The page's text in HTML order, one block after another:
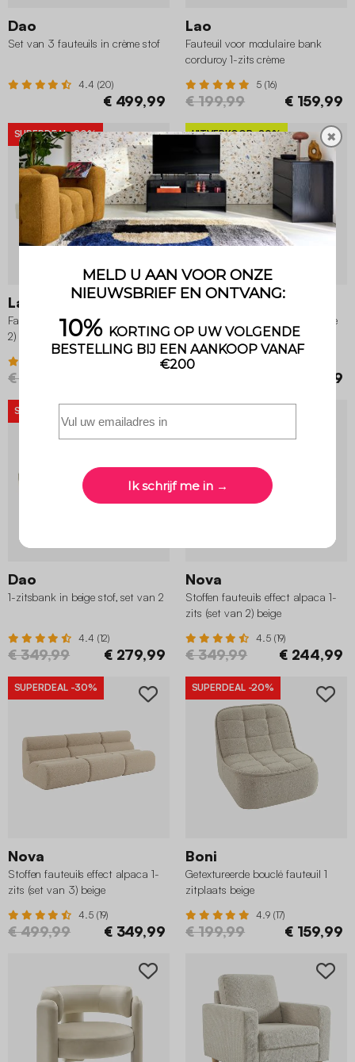
Dao
Set van 3 fauteuils in crème stof
4.4 (20)
€ 499,99
Lao
Fauteuil voor modulaire bank
corduroy 1-zits crème
5 (16)
€ 199,99 € 159,99
SUPERDEAL-20%
Lao
Fauteuils corduroy 2-zits (set van
2) crème
€ 649,99
UITVERKOOP-20%
Lao
Set van fauteuils voor modulaire
bank 3-zits corduroy crème
€ 399,99
SUPERDEAL
Dao
1-zitsbank in beige stof, set van 2
4.4 (12)
€ 349,99 € 279,99
Nova
Stoffen fauteuils effect alpaca 1-
zits (set van 2) beige
4.5 (19)
€ 349,99 € 244,99
SUPERDEAL -30%
Nova
Stoffen fauteuils effect alpaca 1-
zits (set van 3) beige
4.5 (19)
€ 499,99 € 349,99
SUPERDEAL -20%
Boni
Getextureerde bouclé fauteuil 1
zitplaats beige
4.9 (17)
€ 199,99 € 159,99
✖